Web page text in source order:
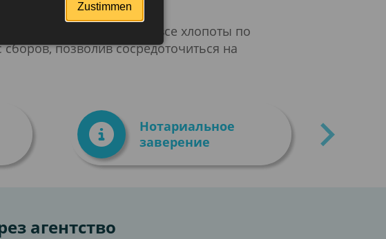
и мы возьмем на себя все хлопоты по
позволив сосредоточиться на
Нотариальное
заверение
агентство
Zustimmen